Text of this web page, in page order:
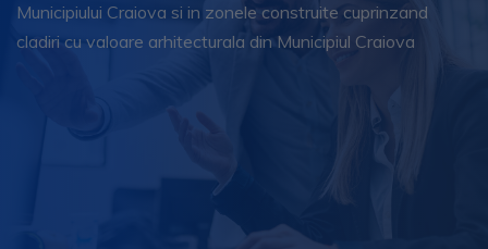
Municipiului Craiova si in zonele construite cuprinzand
cladiri cu valoare arhitecturala din Municipiul Craiova